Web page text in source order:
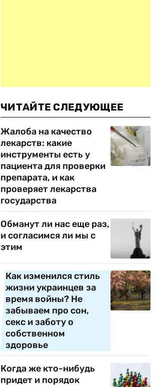
ЧИТАЙТЕ СЛЕДУЮЩЕЕ
Жалоба на качество
лекарств: какие
инструменты есть у
пациента для проверки
препарата, и как
проверяет лекарства
государства
Обманут ли нас еще раз,
и согласимся ли мы с
этим
Как изменился стиль
жизни украинцев за
время войны? Не
забываем про сон,
секс и заботу о
собственном
здоровье
Когда же кто-нибудь
придет и порядок